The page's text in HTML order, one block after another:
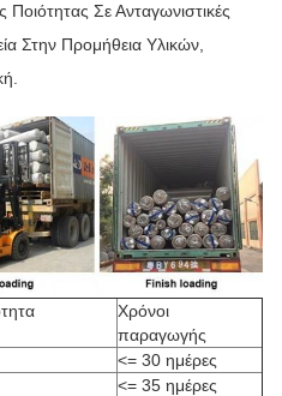
Σε Ανταγωνιστικές
Στην Προμήθεια Υλικών,
Χρόνοι
παραγωγής
<= 30 ημέρες
<= 35 ημέρες